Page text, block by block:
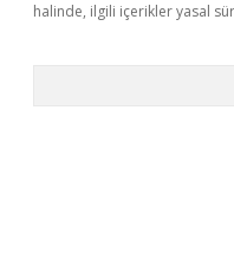
halinde, ilgili içerikler yasal